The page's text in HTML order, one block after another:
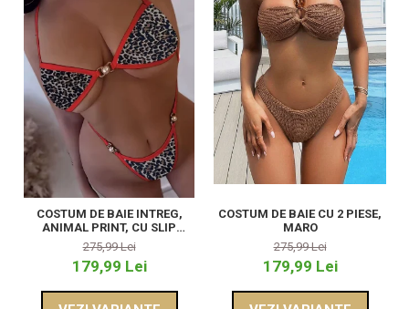
COSTUM DE BAIE INTREG,
ANIMAL PRINT, CU SLIP
TANGA
275,99 Lei
179,99 Lei
COSTUM DE BAIE CU 2 PIESE,
MARO
275,99 Lei
179,99 Lei